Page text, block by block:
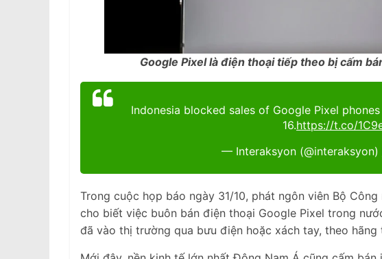
Google Pixel là điện thoại tiếp theo bị cấm
Indonesia blocked sales of Google Pixel
16.https://t.co/
— Interaksyon (@interaksyon)
Trong cuộc họp báo ngày 31/10, phát ngôn viên Bộ
cho biết việc buôn bán điện thoại Google Pixel trong
đã vào thị trường qua bưu điện hoặc xách tay, theo hãng